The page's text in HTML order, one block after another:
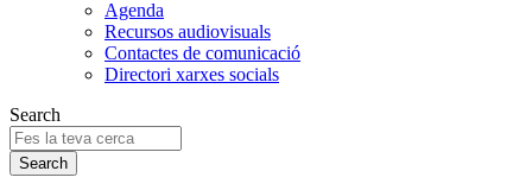
Agenda
Recursos audiovisuals
Contactes de comunicació
Directori xarxes socials
Search